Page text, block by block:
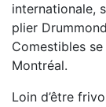
internationale,
plier
Comestibles
Montréal.
Loin d’être